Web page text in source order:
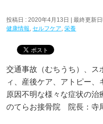
投稿日 : 2020年4月13日 最終更新
健康情報 ,セルフケア ,栄養
交通事故（むちうち）、ス
ィ、産後ケア、アトピー、
原因不明な様々な症状の治
のてらお接骨院 院長：寺